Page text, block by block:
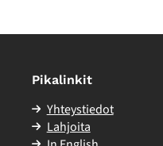
Pikalinkit
Yhteystiedot
Lahjoita